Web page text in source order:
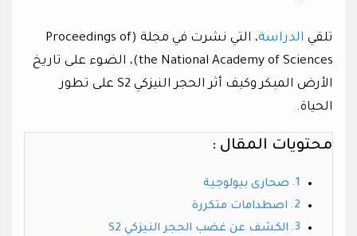
تلقي الدراسة
، التي نشرت في مجلة (Proceedings of
the National Academy of Sciences)، الضوء على تاريخ
الأرض المبكر وكيف أثر الحجر النيزكي S2 على تطور
الحياة.
محتويات المقال :
صحارى بيولوجية
اصطدامات متكررة
الكشف عن غضب الحجر النيزكي S2